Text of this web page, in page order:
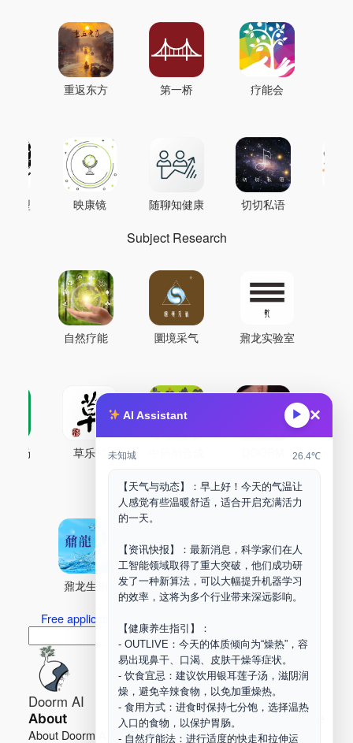
AI Assistant ▶ ×
未知城 26.4℃
【天气与动态】：早上好！今天的气温让
人感觉有些温暖舒适，适合开启充满活力
的一天。
【资讯快报】：最新消息，科学家们在人
工智能领域取得了重大突破，他们成功研
发了一种新算法，可以大幅提升机器学习
的效率，这将为多个行业带来深远影响。
【健康养生指引】：
- OUTLIVE：今天的体质倾向为“燥热”，容
易出现鼻干、口渴、皮肤干燥等症状。
- 饮食宜忌：建议饮用银耳莲子汤，滋阴润
燥，避免辛辣食物，以免加重燥热。
- 食用方式：进食时保持七分饱，选择温热
入口的食物，以保护胃肠。
- 自然疗能法：进行适度的快走和拉伸运
重返东方 第一桥 疗能会
模型 映康镜 随聊知健康 切切私语
Subject Research
自然疗能 圜境采气 鼐龙实验室
药场 草乐村
Maker Space
鼐龙生物 PLM 商兑园
Free application for “Healing Association Membership”
索
Search
Doorm AI
About
About Doorm AI Privacy